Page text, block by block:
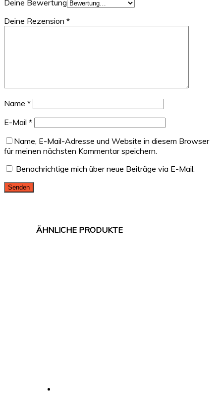
Deine Bewertung
Deine Rezension *
Name *
E-Mail *
Name, E-Mail-Adresse und Website in diesem Browser
für meinen nächsten Kommentar speichern.
Benachrichtige mich über neue Beiträge via E-Mail.